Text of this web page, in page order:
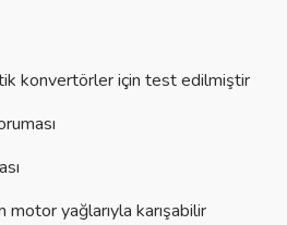
konvertörler için test edilmiştir
yağlarıyla karışabilir